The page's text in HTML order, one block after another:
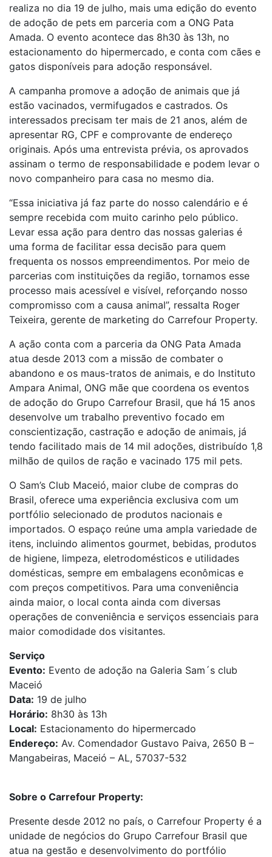
realiza no dia 19 de julho, mais uma edição do evento
de adoção de pets em parceria com a ONG Pata
Amada. O evento acontece das 8h30 às 13h, no
estacionamento do hipermercado, e conta com cães e
gatos disponíveis para adoção responsável.
A campanha promove a adoção de animais que já
estão vacinados, vermifugados e castrados. Os
interessados precisam ter mais de 21 anos, além de
apresentar RG, CPF e comprovante de endereço
originais. Após uma entrevista prévia, os aprovados
assinam o termo de responsabilidade e podem levar o
novo companheiro para casa no mesmo dia.
“Essa iniciativa já faz parte do nosso calendário e é
sempre recebida com muito carinho pelo público.
Levar essa ação para dentro das nossas galerias é
uma forma de facilitar essa decisão para quem
frequenta os nossos empreendimentos. Por meio de
parcerias com instituições da região, tornamos esse
processo mais acessível e visível, reforçando nosso
compromisso com a causa animal”, ressalta Roger
Teixeira, gerente de marketing do Carrefour Property.
A ação conta com a parceria da ONG Pata Amada
atua desde 2013 com a missão de combater o
abandono e os maus-tratos de animais, e do Instituto
Ampara Animal, ONG mãe que coordena os eventos
de adoção do Grupo Carrefour Brasil, que há 15 anos
desenvolve um trabalho preventivo focado em
conscientização, castração e adoção de animais, já
tendo facilitado mais de 14 mil adoções, distribuído 1,8
milhão de quilos de ração e vacinado 175 mil pets.
O Sam’s Club Maceió, maior clube de compras do
Brasil, oferece uma experiência exclusiva com um
portfólio selecionado de produtos nacionais e
importados. O espaço reúne uma ampla variedade de
itens, incluindo alimentos gourmet, bebidas, produtos
de higiene, limpeza, eletrodomésticos e utilidades
domésticas, sempre em embalagens econômicas e
com preços competitivos. Para uma conveniência
ainda maior, o local conta ainda com diversas
operações de conveniência e serviços essenciais para
maior comodidade dos visitantes.
Serviço
Evento: Evento de adoção na Galeria Sam´s club
Maceió
Data: 19 de julho
Horário: 8h30 às 13h
Local: Estacionamento do hipermercado
Endereço: Av. Comendador Gustavo Paiva, 2650 B –
Mangabeiras, Maceió – AL, 57037-532
Sobre o Carrefour Property:
Presente desde 2012 no país, o Carrefour Property é a
unidade de negócios do Grupo Carrefour Brasil que
atua na gestão e desenvolvimento do portfólio